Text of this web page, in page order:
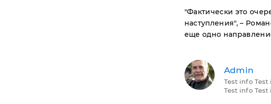
​"Фактически это
наступления", –
еще одно
Admin
Test info
Test info Test